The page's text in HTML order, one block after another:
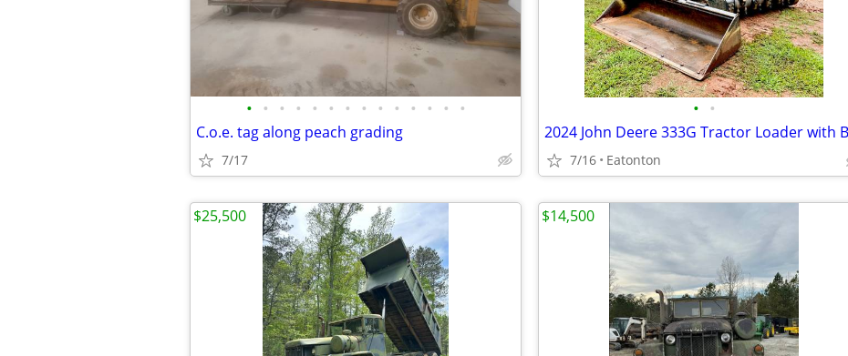
• • • • • • • • • • • • • •
C.o.e. tag along peach grading
7/17
• •
7/16 Eatonton
$25,500 $14,500